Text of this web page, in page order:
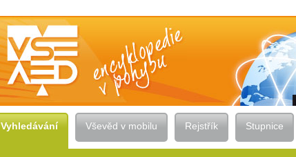
Vševěd — encyklopedie v pohybu
Vyhledávání Vševěd v mobilu Rejstřík Stupnice